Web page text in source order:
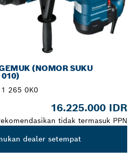
(NOMOR SUKU
265 0K0
16.225.000 IDR
tidak termasuk PPN
dealer setempat